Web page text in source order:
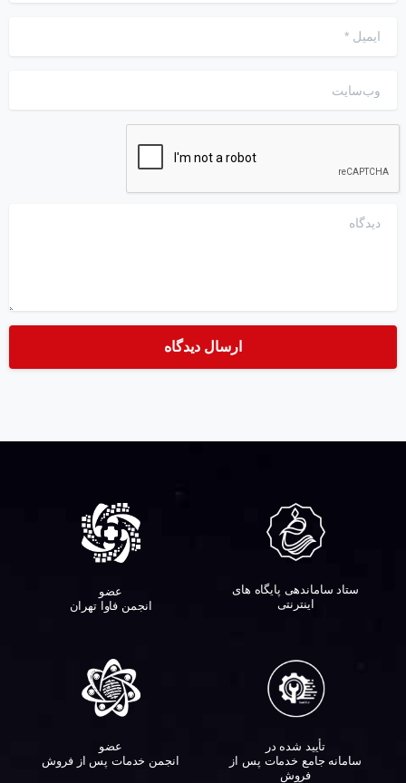
ایمیل
وب‌سایت
دیدگاه
ستاد ساماندهی پایگاه های
اینترنتی
عضو
انجمن فاوا تهران
تأیید شده در
سامانه جامع خدمات پس از
فروش
عضو
انجمن خدمات پس از فروش